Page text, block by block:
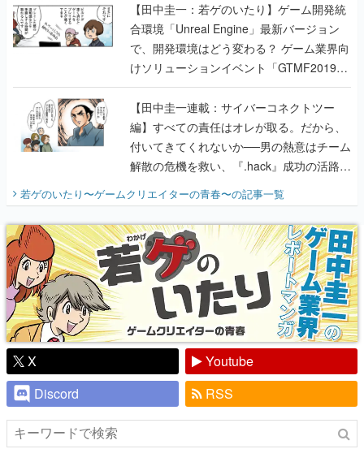
【田中圭一：若ゲのいたり】ゲーム開発統
合環境「Unreal Engine」最新バージョン
で、開発環境はどう変わる？ ゲーム業界向
けソリューションイベント「GTMF2019」
に行って、より理解を深めよう【PR】
【田中圭一連載：サイバーコネクトツー
編】すべての責任はオレが取る。だから、
付いてきてくれないか──男の熱意はチーム
解散の危機を救い、『.hack』成功の活路を
開く。業界の快男児・松山 洋に流れる血は
『少年ジャンプ』色だった【若ゲのいた
り】
若ゲのいたり〜ゲームクリエイターの青春〜の記事一覧
X
Youtube
Discord
RSS